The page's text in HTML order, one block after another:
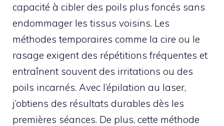
capacité à cibler des poils plus foncés sans
endommager les tissus voisins. Les
méthodes temporaires comme la cire ou le
rasage exigent des répétitions fréquentes et
entraînent souvent des irritations ou des
poils incarnés. Avec l’épilation au laser,
j’obtiens des résultats durables dès les
premières séances. De plus, cette méthode